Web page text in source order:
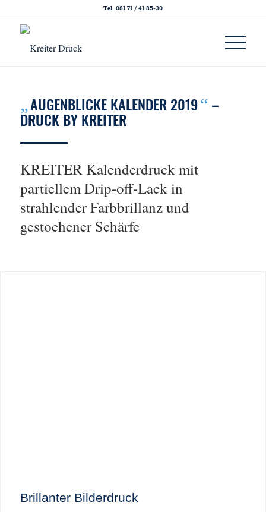
Tel. 081 71 / 41 85-30
„AUGENBLICKE KALENDER 2019“ –
DRUCK BY KREITER
KREITER Kalenderdruck mit
partiellem Drip-off-Lack in
strahlender Farbbrillanz und
gestochener Schärfe
Brillanter Bilderdruck